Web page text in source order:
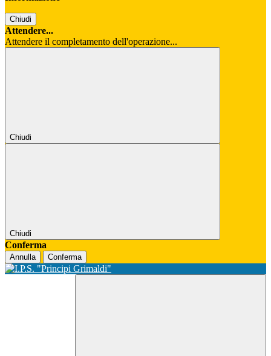
Chiudi
Attendere...
Attendere il completamento dell'operazione...
Chiudi
Chiudi
Conferma
Annulla Conferma